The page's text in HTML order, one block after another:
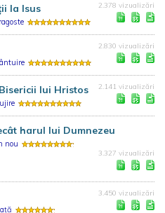
la Isus 2.378 vizualizări
2.830 vizualizări
lui Hristos 2.141 vizualizări
harul lui Dumnezeu
nou
3.327 vizualizări
3.450 vizualizări